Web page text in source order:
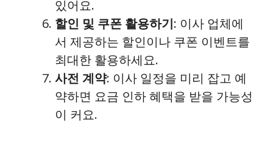
있어요.
할인 및 쿠폰 활용하기: 이사 업체에
서 제공하는 할인이나 쿠폰 이벤트를
최대한 활용하세요.
사전 계약: 이사 일정을 미리 잡고 예
약하면 요금 인하 혜택을 받을 가능성
이 커요.